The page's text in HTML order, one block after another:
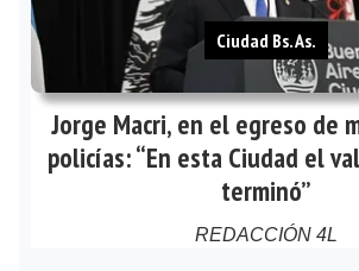
Jorge Macri, en el egreso de
policías: “En esta Ciudad el
terminó”
REDACCIÓN 4L
Ciudad Bs. As.